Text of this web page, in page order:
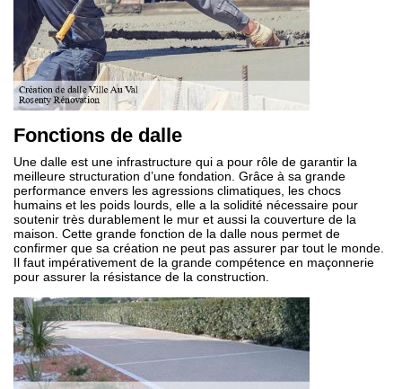
Fonctions de dalle
Une dalle est une infrastructure qui a pour rôle de garantir la
meilleure structuration d’une fondation. Grâce à sa grande
performance envers les agressions climatiques, les chocs
humains et les poids lourds, elle a la solidité nécessaire pour
soutenir très durablement le mur et aussi la couverture de la
maison. Cette grande fonction de la dalle nous permet de
confirmer que sa création ne peut pas assurer par tout le monde.
Il faut impérativement de la grande compétence en maçonnerie
pour assurer la résistance de la construction.